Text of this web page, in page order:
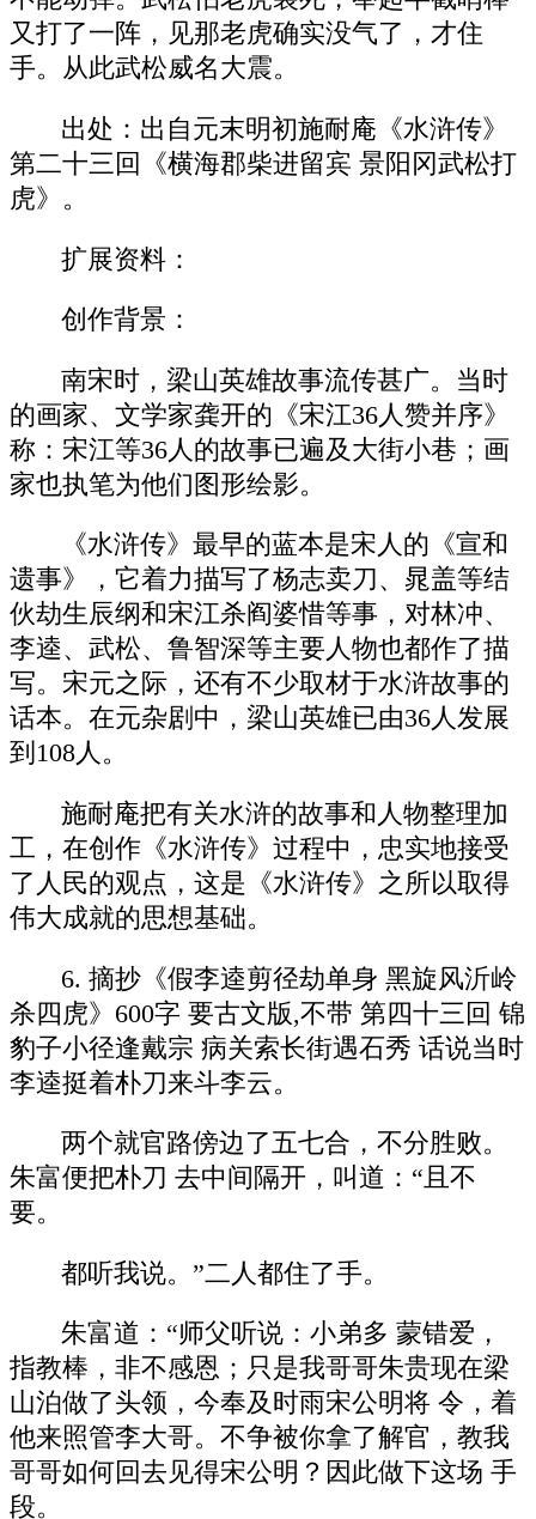
又打了一阵，见那老虎确实没气了，才住
手。从此武松威名大震。
出处：出自元末明初施耐庵《水浒传》
第二十三回《横海郡柴进留宾 景阳冈武松打
虎》。
扩展资料：
创作背景：
南宋时，梁山英雄故事流传甚广。当时
的画家、文学家龚开的《宋江36人赞并序》
称：宋江等36人的故事已遍及大街小巷；画
家也执笔为他们图形绘影。
《水浒传》最早的蓝本是宋人的《宣和
遗事》，它着力描写了杨志卖刀、晁盖等结
伙劫生辰纲和宋江杀阎婆惜等事，对林冲、
李逵、武松、鲁智深等主要人物也都作了描
写。宋元之际，还有不少取材于水浒故事的
话本。在元杂剧中，梁山英雄已由36人发展
到108人。
施耐庵把有关水浒的故事和人物整理加
工，在创作《水浒传》过程中，忠实地接受
了人民的观点，这是《水浒传》之所以取得
伟大成就的思想基础。
6. 摘抄《假李逵剪径劫单身 黑旋风沂岭
杀四虎》600字 要古文版,不带 第四十三回 锦
豹子小径逢戴宗 病关索长街遇石秀 话说当时
李逵挺着朴刀来斗李云。
两个就官路傍边了五七合，不分胜败。
朱富便把朴刀 去中间隔开，叫道：“且不
要。
都听我说。”二人都住了手。
朱富道：“师父听说：小弟多 蒙错爱，
指教棒，非不感恩；只是我哥哥朱贵现在梁
山泊做了头领，今奉及时雨宋公明将 令，着
他来照管李大哥。不争被你拿了解官，教我
哥哥如何回去见得宋公明？因此做下这场 手
段。